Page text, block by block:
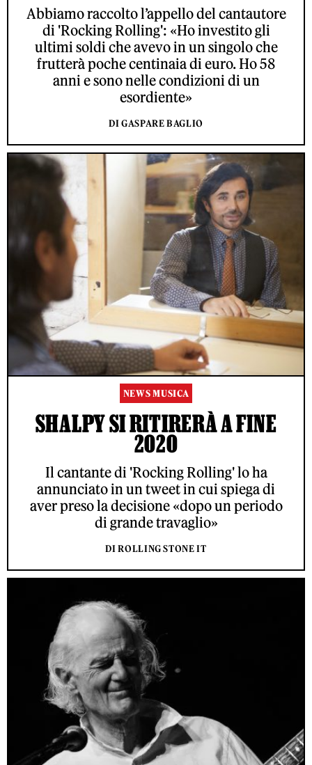
Abbiamo raccolto l’appello del cantautore
di 'Rocking Rolling': «Ho investito gli
ultimi soldi che avevo in un singolo che
frutterà poche centinaia di euro. Ho 58
anni e sono nelle condizioni di un
esordiente»
DI GASPARE BAGLIO
NEWS MUSICA
SHALPY SI RITIRERÀ A FINE
2020
Il cantante di 'Rocking Rolling' lo ha
annunciato in un tweet in cui spiega di
aver preso la decisione «dopo un periodo
di grande travaglio»
DI ROLLING STONE IT